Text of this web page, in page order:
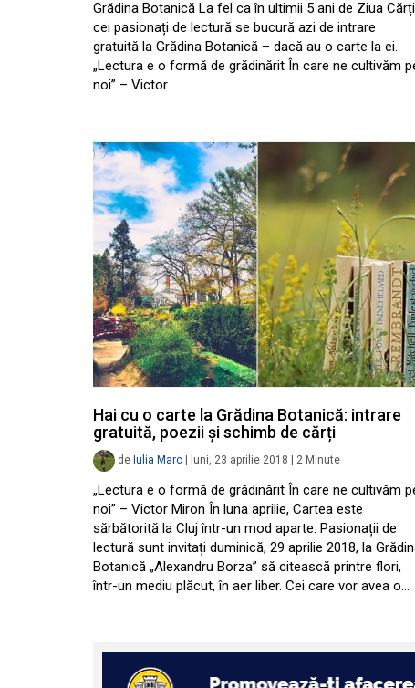
Grădina Botanică La fel ca în ultimii 5 ani de Ziua
cei pasionați de lectură se bucură azi de intrare
gratuită la Grădina Botanică – dacă au o carte la ei.
„Lectura e o formă de grădinărit În care ne cultivăm
noi” – Victor…
Hai cu o carte la Grădina Botanică: intrare
gratuită, poezii și schimb de cărți
de Iulia Marc luni, 23 aprilie 2018 2 Minute
„Lectura e o formă de grădinărit În care ne cultivăm
noi” – Victor Miron În luna aprilie, Cartea este
sărbătorită la Cluj într-un mod aparte. Pasionații de
lectură sunt invitați duminică, 29 aprilie 2018, la
Botanică „Alexandru Borza” să citească printre flori,
într-un mediu plăcut, în aer liber. Cei care vor avea o…